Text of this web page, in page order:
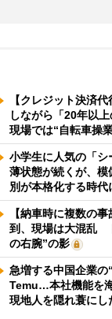
【クレジット決済
しながら「20年以
現場では“自転車操
小学生に人気の「
薄状態が続くが、
別が本格化する時代
【納車時に複数の
到、現場は大混乱
の右腕”の影
急増する中国企業
Temu…本社機能を
現地人を隠れ蓑に